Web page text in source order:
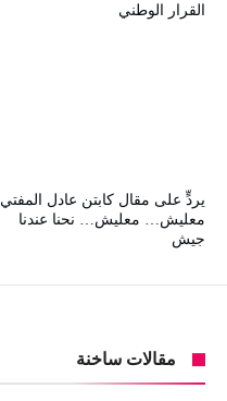
القرار الوطني
يردٍّ على مقال كابتن عادل المفتي
معليش… معليش… نحنا عندنا
جيش
مقالات ساخنة